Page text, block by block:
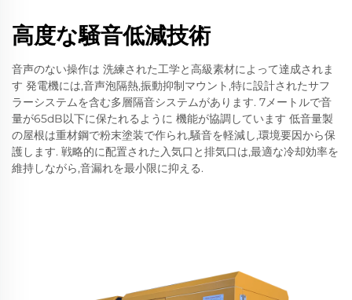
高度な騒音低減技術
音声のない操作は 洗練された工学と高級素材によって達成されま
す 発電機には,音声泡隔熱,振動抑制マウント,特に設計されたサフ
ラーシステムを含む多層隔音システムがあります. 7メートルで音
量が65dB以下に保たれるように 機能が協調しています 低音量製
の屋根は重材鋼で粉末塗装で作られ,騒音を軽減し,環境要因から保
護します. 戦略的に配置された入気口と排気口は,最適な冷却効率を
維持しながら,音漏れを最小限に抑える.